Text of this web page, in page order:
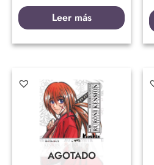
Leer más
AGOTADO